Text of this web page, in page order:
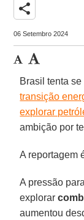
share
06 Setembro 2024
Brasil tenta
transição
explorar
ambição por
A reportagem
A pressão
explorar
aumentou